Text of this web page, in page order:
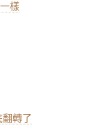
樣
轉了